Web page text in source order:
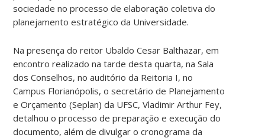
sociedade no processo de elaboração coletiva do
planejamento estratégico da Universidade.
Na presença do reitor Ubaldo Cesar Balthazar, em
encontro realizado na tarde desta quarta, na Sala
dos Conselhos, no auditório da Reitoria I, no
Campus Florianópolis, o secretário de Planejamento
e Orçamento (Seplan) da UFSC, Vladimir Arthur Fey,
detalhou o processo de preparação e execução do
documento, além de divulgar o cronograma da